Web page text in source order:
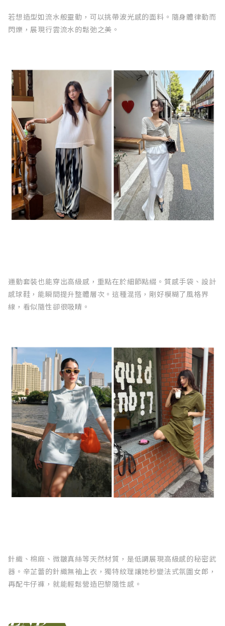
若想造型如流水般靈動，可以挑帶波光感的面料。隨身體律動而
閃爍，展現行雲流水的鬆弛之美。
運動套裝也能穿出高級感，重點在於細節點綴。質感手袋、設計
感球鞋，能瞬間提升整體層次。這種混搭，剛好模糊了風格界
線，看似隨性卻很吸睛。
針織、棉麻、微皺真絲等天然材質，是低調展現高級感的秘密武
器。辛芷蕾的針織無袖上衣，獨特紋理讓她秒變法式氛圍女郎，
再配牛仔褲，就能輕鬆營造巴黎隨性感。